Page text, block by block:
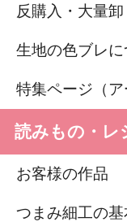
反購入・大量
生地の色ブレに
特集ページ（ア
読みもの・レ
お客様の作品
つまみ細工の基